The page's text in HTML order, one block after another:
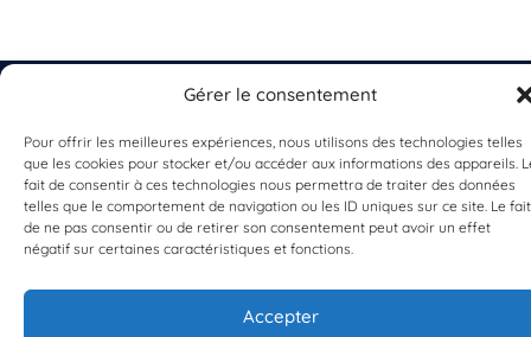
Gérer le consentement
Pour offrir les meilleures expériences, nous utilisons des technologies telles
que les cookies pour stocker et/ou accéder aux informations des appareils.
fait de consentir à ces technologies nous permettra de traiter des données
telles que le comportement de navigation ou les ID uniques sur ce site. Le fait
de ne pas consentir ou de retirer son consentement peut avoir un effet
négatif sur certaines caractéristiques et fonctions.
Accepter
EST UN PROGRAMME DE